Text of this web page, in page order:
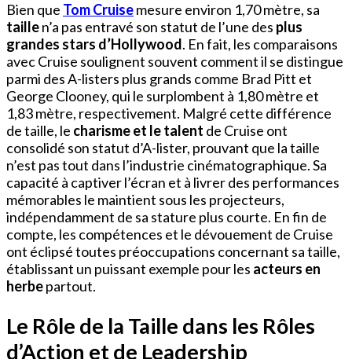
Bien que Tom Cruisemesure environ 1,70 mètre, sa
taillen’a pas entravé son statut de l’une des plus
grandes stars d’Hollywood. En fait, les comparaisons
avec Cruise soulignent souvent comment il se distingue
parmi des A-listers plus grands comme Brad Pitt et
George Clooney, qui le surplombent à 1,80 mètre et
1,83 mètre, respectivement. Malgré cette différence
de taille, le charisme et le talent de Cruise ont
consolidé son statut d’A-lister, prouvant que la taille
n’est pas tout dans l’industrie cinématographique. Sa
capacité à captiver l’écran et à livrer des performances
mémorables le maintient sous les projecteurs,
indépendamment de sa stature plus courte. En fin de
compte, les compétences et le dévouement de Cruise
ont éclipsé toutes préoccupations concernant sa taille,
établissant un puissant exemple pour les acteurs en
herbepartout.
Le Rôle de la Taille dans les Rôles
d’Action et de Leadership